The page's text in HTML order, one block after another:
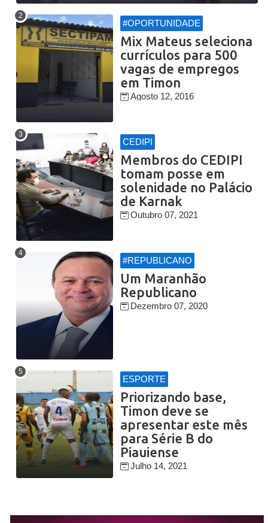
#OPORTUNIDADE
Mix Mateus seleciona
currículos para 500
vagas de empregos
em Timon
Agosto 12, 2016
CEDIPI
Membros do CEDIPI
tomam posse em
solenidade no Palácio
de Karnak
Outubro 07, 2021
#REPUBLICANO
Um Maranhão
Republicano
Dezembro 07, 2020
ESPORTE
Priorizando base,
Timon deve se
apresentar este mês
para Série B do
Piauiense
Julho 14, 2021